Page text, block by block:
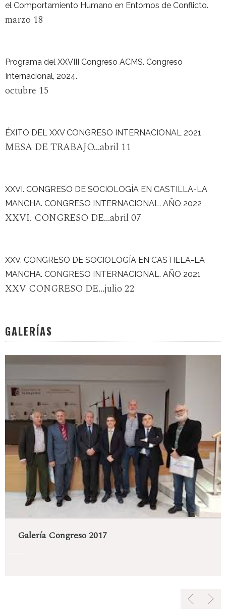
el Comportamiento Humano en Entornos de Conflicto.
marzo 18
Programa del XXVIII Congreso ACMS. Congreso
Internacional, 2024.
octubre 15
ÉXITO DEL XXV CONGRESO INTERNACIONAL 2021
MESA DE TRABAJO...abril 11
XXVI. CONGRESO DE SOCIOLOGÍA EN CASTILLA-LA
MANCHA. CONGRESO INTERNACIONAL. AÑO 2022
XXVI. CONGRESO DE...abril 07
XXV. CONGRESO DE SOCIOLOGÍA EN CASTILLA-LA
MANCHA. CONGRESO INTERNACIONAL. AÑO 2021
XXV CONGRESO DE...julio 22
GALERÍAS
Galería Congreso 2017